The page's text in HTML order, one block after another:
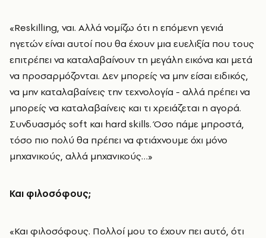
«Reskilling, ναι. Αλλά νομίζω ότι η επόμενη γενιά
ηγετών είναι αυτοί που θα έχουν μια ευελιξία που τους
επιτρέπει να καταλαβαίνουν τη μεγάλη εικόνα και μετά
να προσαρμόζονται. Δεν μπορείς να μην είσαι ειδικός,
να μην καταλαβαίνεις την τεχνολογία - αλλά πρέπει να
μπορείς να καταλαβαίνεις και τι χρειάζεται η αγορά.
Συνδυασμός soft και hard skills. Όσο πάμε μπροστά,
τόσο πιο πολύ θα πρέπει να φτιάχνουμε όχι μόνο
μηχανικούς, αλλά μηχανικούς…»
Και φιλοσόφους;
«Και φιλοσόφους. Πολλοί μου το έχουν πει αυτό, ότι